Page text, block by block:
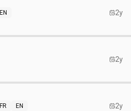
EN 2y
2y
FR EN 2y